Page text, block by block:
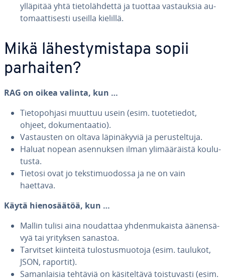
ylläpitää yhtä tie­to­läh­det­tä ja tuottaa vas­tauk­sia au­
to­maat­ti­ses­ti useilla kielillä.
Mikä lä­hes­ty­mis­ta­pa sopii
parhaiten?
RAG on oikea valinta, kun …
Tie­to­poh­ja­si muuttuu usein (esim. tuo­te­tie­dot,
ohjeet, do­ku­men­taa­tio).
Vas­taus­ten on oltava lä­pi­nä­ky­viä ja pe­rus­tel­tu­ja.
Haluat nopean asen­nuk­sen ilman yli­mää­räis­tä kou­lu­
tus­ta.
Tietosi ovat jo teks­ti­muo­dos­sa ja ne on vain
haettava.
Käytä hie­no­sää­töä, kun …
Mallin tulisi aina noudattaa yh­den­mu­kais­ta ää­nen­sä­
vyä tai yrityksen sanastoa.
Tarvitset kiinteitä tu­los­tus­muo­to­ja (esim. taulukot,
JSON, raportit).
Sa­man­lai­sia tehtäviä on kä­si­tel­tä­vä tois­tu­vas­ti (esim.